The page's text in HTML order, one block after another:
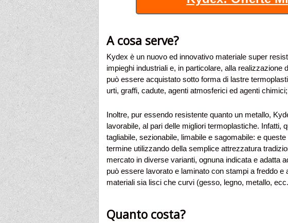
A cosa serve?
Kydex è un nuovo ed innovativo materiale super
impieghi industriali e, in particolare, alla realizzazione
può essere acquistato sotto forma di lastre
urti, graffi, cadute, agenti atmosferici ed agenti
Inoltre, pur essendo resistente quanto un metallo,
lavorabile, al pari delle migliori termoplastiche. Infatti,
tagliabile, sezionabile, limabile e sagomabile: e
termine utilizzando della semplice attrezzatura
mercato in diverse varianti, ognuna indicata e adatta
può essere lavorato e laminato con stampi a freddo e
materiali sia lisci che curvi (gesso, legno, metallo,
Quanto costa?